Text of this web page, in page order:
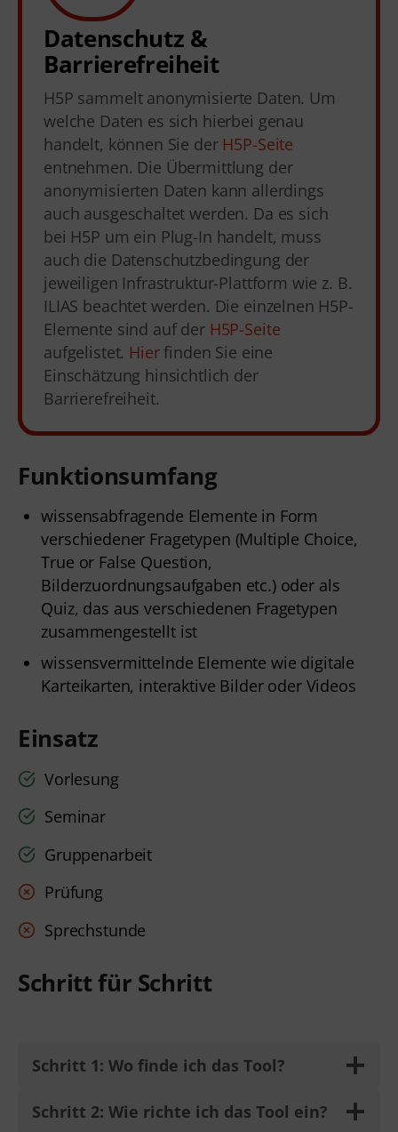
Datenschutz &
Barrierefreiheit
H5P sammelt anonymisierte Daten. Um
welche Daten es sich hierbei genau
handelt, können Sie derH5P-Seite
entnehmen. Die Übermittlung der
anonymisierten Daten kann allerdings
auch ausgeschaltet werden. Da es sich
bei H5P um ein Plug-In handelt, muss
auch die Datenschutzbedingung der
jeweiligen Infrastruktur-Plattform wie z. B.
ILIAS beachtet werden. Die einzelnen H5P-
Elemente sind auf der H5P-Seite
aufgelistet. Hierfinden Sie eine
Einschätzung hinsichtlich der
Barrierefreiheit.
Funktionsumfang
wissensabfragende Elemente in Form
verschiedener Fragetypen (Multiple Choice,
True or False Question,
Bilderzuordnungsaufgaben etc.) oder als
Quiz, das aus verschiedenen Fragetypen
zusammengestellt ist
wissensvermittelnde Elemente wie digitale
Karteikarten, interaktive Bilder oder Videos
Einsatz
Vorlesung
Seminar
Gruppenarbeit
Prüfung
Sprechstunde
Schritt für Schritt
Schritt 1: Wo finde ich das Tool?
Schritt 2: Wie richte ich das Tool ein?